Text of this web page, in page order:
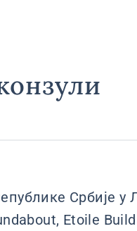
Србије у
Etoile